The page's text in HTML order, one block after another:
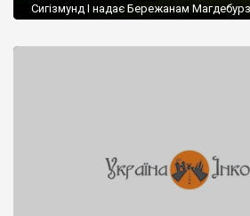
Сигізмунд І надає Бережанам
став воєвода руський і великий
свою резиденцію.